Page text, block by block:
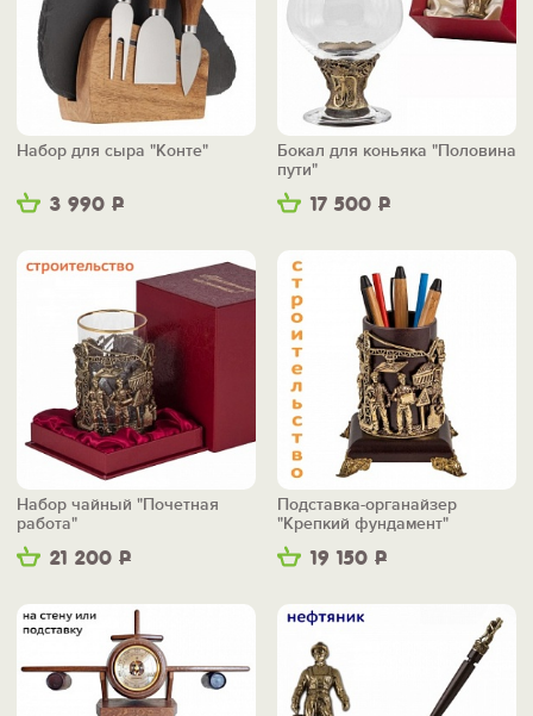
3 990 Р
Набор для сыра "Конте"
17 500 Р
Бокал для коньяка "Половина
пути"
21 200 Р
Набор чайный "Почетная
работа"
19 150 Р
Подставка-органайзер
"Крепкий фундамент"